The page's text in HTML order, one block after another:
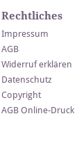
Rechtliches
Impressum
AGB
Widerruf erklären
Datenschutz
Copyright
AGB Online-Druck